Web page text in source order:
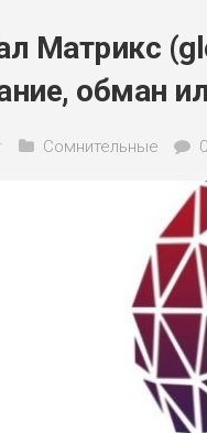
Матрикс
обман
Сомнительные 0